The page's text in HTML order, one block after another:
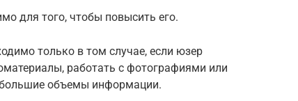
для того, чтобы повысить его.
только в том случае, если юзер
работать с фотографиями или
большие объемы информации.